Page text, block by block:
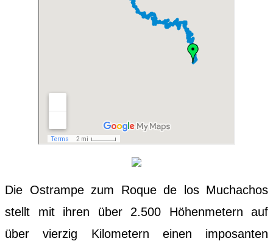
Die Ostrampe zum Roque de los Muchachos
stellt mit ihren über 2.500 Höhenmetern auf
über vierzig Kilometern einen imposanten